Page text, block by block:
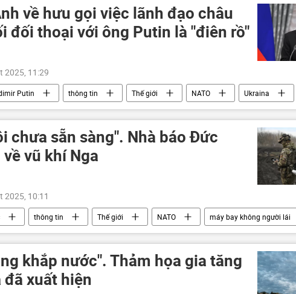
về hưu gọi việc lãnh đạo châu
đối thoại với ông Putin là "điên rồ"
2025, 11:29
Putin thông tin Thế giới NATO
Ukraina
chưa sẵn sàng". Nhà báo Đức
vũ khí Nga
2025, 10:11
thông tin Thế giới NATO
máy bay không người lái
Tây UAV Quân sự
khắp nước". Thảm họa gia tăng
đã xuất hiện